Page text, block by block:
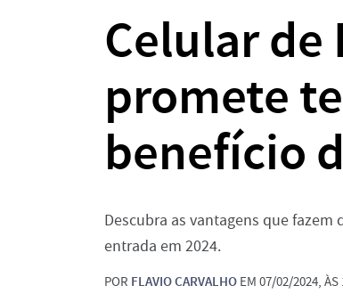
Celular de
promete
benefício
Descubra as vantagens que
entrada em 2024.
POR FLAVIO CARVALHO EM 07/02/2024, ÀS